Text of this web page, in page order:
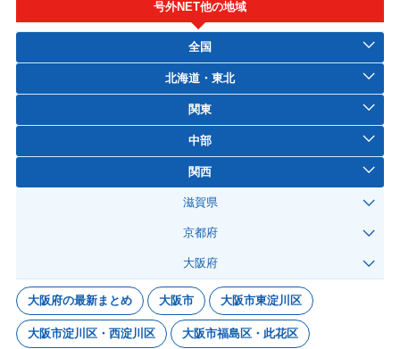
号外NET他の地域
全国
北海道・東北
関東
中部
関西
滋賀県
京都府
大阪府
大阪府の最新まとめ 大阪市 大阪市東淀川区
大阪市淀川区・西淀川区 大阪市福島区・此花区